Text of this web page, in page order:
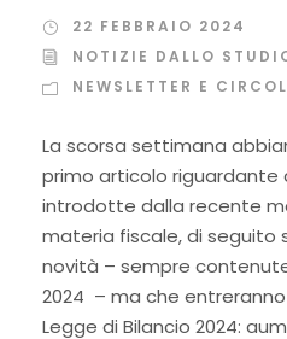
22 FEBBRAIO 2024
NOTIZIE DALLO
NEWSLETTER E
La scorsa settimana
primo articolo riguardante
introdotte dalla recente
materia fiscale, di seguito
novità – sempre
2024 – ma che
Legge di Bilancio 2024: